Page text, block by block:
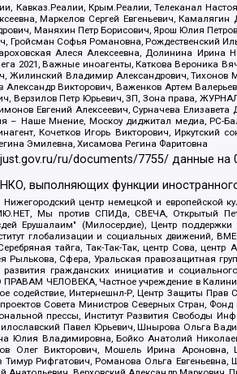
Кавказ.Реалии, Крым.Реалии, Телеканал
Маркелов Сергей Евгеньевич,
Маняхин Петр Борисович, Ярош Юлия
Гройсман Софья Романовна, Рождественский
Алеся Алексеевна, Долинина
2021, Важные иноагенты, Каткова
Владимир Александрович, Тихонов
Александр Викторович, Важенков Артем
Верзилов Петр Юрьевич, ЗП, Зона права,
Евгений Алексеевич, Сурначева
– Наше Мнение, Москоу диджитал медиа, РС-
Кочетков Игорь Викторович, Иркутский
Эмилевна, Хисамова Регина Фаритовна
ru/documents/7755/ данные на
выполняющих функции
центр немецкой и европейской
Мы против СПИДа, СВЕЧА, Открытый
Ерушалаим" (Милосердие), Центр
глобализации и социальных движений,
тайга, Так-Так-Так, центр Сова,
Рылькова, Сфера, Уральская правозащитная
гражданских инициатив и
ЧЕЛОВЕКА, Частное учреждение в
содействие, Интернешнл-Р, Центр Защиты
Совета Министров Северных Стран,
прессы, Институт Развития Свободы
Павел Юрьевич, Шнырова Ольга
Юлия Владимировна, Бойко Анатолий
Олег Викторович, Мошель Ирина Ароновна,
Рифгатович, Романова Ольга